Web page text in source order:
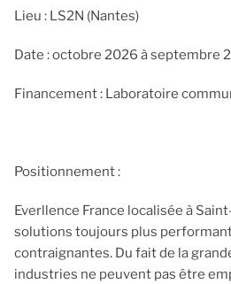
Lieu : LS2N (Nantes)
Date : octobre 2026 à septembre
Financement : Laboratoire
Positionnement :
Everllence France localisée à
solutions toujours plus
contraignantes. Du fait de la
industries ne peuvent pas être